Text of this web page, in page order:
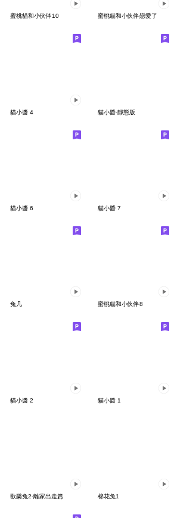
蜜桃貓和小伙伴10 蜜桃貓和小伙伴戀愛了
貓小醬 4 貓小醬-靜態版
貓小醬 6 貓小醬 7
兔几 蜜桃貓和小伙伴8
貓小醬 2 貓小醬 1
歡樂兔2-離家出走篇 棉花兔1